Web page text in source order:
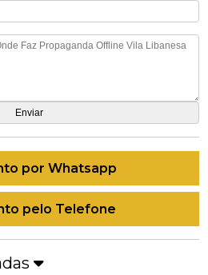
por Whatsapp
pelo Telefone